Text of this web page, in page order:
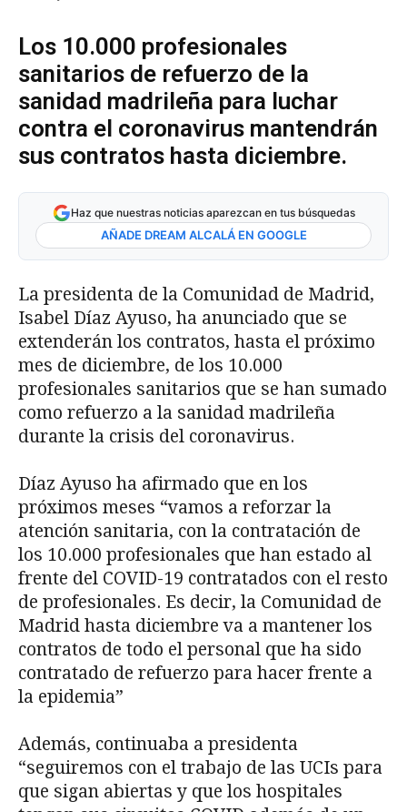
Los 10.000 profesionales
sanitarios de refuerzo de la
sanidad madrileña para luchar
contra el coronavirus mantendrán
sus contratos hasta diciembre.
Haz que nuestras noticias aparezcan en tus búsquedas
AÑADE DREAM ALCALÁ EN GOOGLE
La presidenta de la Comunidad de Madrid,
Isabel Díaz Ayuso, ha anunciado que se
extenderán los contratos, hasta el próximo
mes de diciembre, de los 10.000
profesionales sanitarios que se han sumado
como refuerzo a la sanidad madrileña
durante la crisis del coronavirus.
Díaz Ayuso ha afirmado que en los
próximos meses “vamos a reforzar la
atención sanitaria, con la contratación de
los 10.000 profesionales que han estado al
frente del COVID-19 contratados con el resto
de profesionales. Es decir, la Comunidad de
Madrid hasta diciembre va a mantener los
contratos de todo el personal que ha sido
contratado de refuerzo para hacer frente a
la epidemia”
Además, continuaba a presidenta
“seguiremos con el trabajo de las UCIs para
que sigan abiertas y que los hospitales